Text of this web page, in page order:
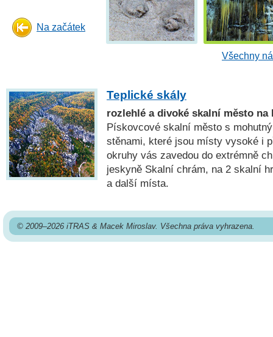
Na začátek
Všechny
Teplické skály
rozlehlé a divoké skalní město na
Pískovcové skalní město s
stěnami, které jsou místy vysoké i
okruhy vás zavedou do extrémně
jeskyně Skalní chrám, na 2 skalní
a další místa.
© 2009–2026 iTRAS & Macek Miroslav. Všechna práva vyhrazena.